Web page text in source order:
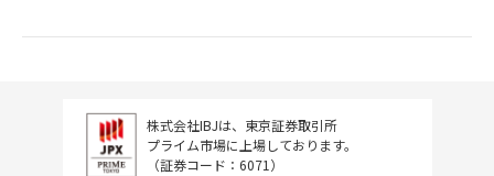
株式会社IBJは、東京証券取引所
プライム市場に上場しております。
（証券コード：6071）